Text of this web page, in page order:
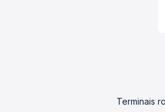
Terminais